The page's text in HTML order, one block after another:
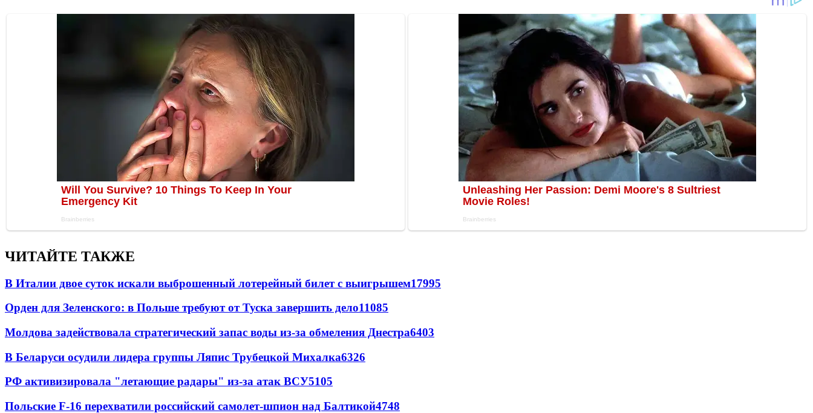
ЧИТАЙТЕ ТАКЖЕ
В Италии двое суток искали выброшенный лотерейный билет с выигрышем17995
Орден для Зеленского: в Польше требуют от Туска завершить дело11085
Молдова задействовала стратегический запас воды из-за обмеления Днестра6403
В Беларуси осудили лидера группы Ляпис Трубецкой Михалка6326
РФ активизировала "летающие радары" из-за атак ВСУ5105
Польские F-16 перехватили российский самолет-шпион над Балтикой4748